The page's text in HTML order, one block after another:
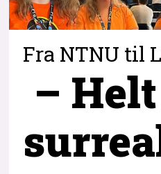
Fra NTNU til
– Helt